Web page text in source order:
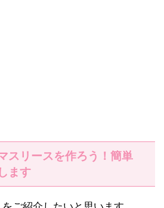
スリースを作ろう！簡単
ます